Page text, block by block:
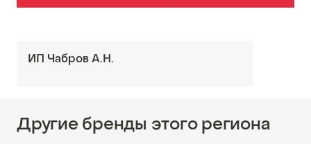
ИП Чабров А.Н.
Другие бренды этого региона